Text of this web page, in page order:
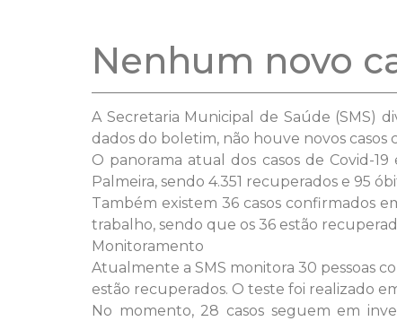
Nenhum novo
A Secretaria Municipal de Saúde (SMS)
dados do boletim, não houve novos casos
O panorama atual dos casos de Covid-
Palmeira, sendo 4.351 recuperados e 95
Também existem 36 casos confirmados
trabalho, sendo que os 36 estão
Monitoramento
Atualmente a SMS monitora 30 pessoas
estão recuperados. O teste foi realizado
No momento, 28 casos seguem em